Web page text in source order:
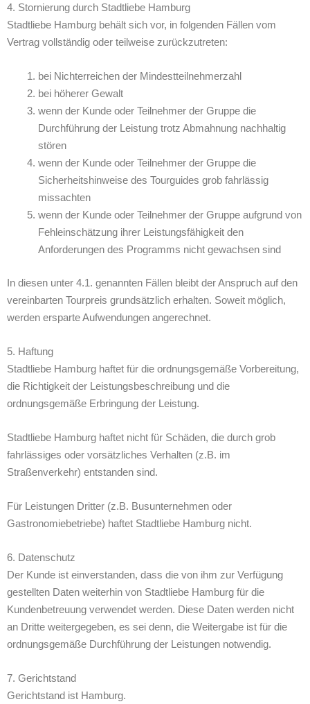
4. Stornierung durch Stadtliebe Hamburg
Stadtliebe Hamburg behält sich vor, in folgenden Fällen vom
Vertrag vollständig oder teilweise zurückzutreten:
bei Nichterreichen der Mindestteilnehmerzahl
bei höherer Gewalt
wenn der Kunde oder Teilnehmer der Gruppe die
Durchführung der Leistung trotz Abmahnung nachhaltig
stören
wenn der Kunde oder Teilnehmer der Gruppe die
Sicherheitshinweise des Tourguides grob fahrlässig
missachten
wenn der Kunde oder Teilnehmer der Gruppe aufgrund von
Fehleinschätzung ihrer Leistungsfähigkeit den
Anforderungen des Programms nicht gewachsen sind
In diesen unter 4.1. genannten Fällen bleibt der Anspruch auf den
vereinbarten Tourpreis grundsätzlich erhalten. Soweit möglich,
werden ersparte Aufwendungen angerechnet.
5. Haftung
Stadtliebe Hamburg haftet für die ordnungsgemäße Vorbereitung,
die Richtigkeit der Leistungsbeschreibung und die
ordnungsgemäße Erbringung der Leistung.
Stadtliebe Hamburg haftet nicht für Schäden, die durch grob
fahrlässiges oder vorsätzliches Verhalten (z.B. im
Straßenverkehr) entstanden sind.
Für Leistungen Dritter (z.B. Busunternehmen oder
Gastronomiebetriebe) haftet Stadtliebe Hamburg nicht.
6. Datenschutz
Der Kunde ist einverstanden, dass die von ihm zur Verfügung
gestellten Daten weiterhin von Stadtliebe Hamburg für die
Kundenbetreuung verwendet werden. Diese Daten werden nicht
an Dritte weitergegeben, es sei denn, die Weitergabe ist für die
ordnungsgemäße Durchführung der Leistungen notwendig.
7. Gerichtstand
Gerichtstand ist Hamburg.